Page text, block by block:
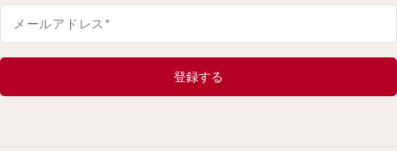
メールアドレス *
登録する